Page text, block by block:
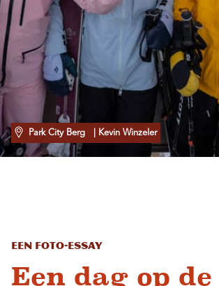
Park City Berg | Kevin Winzeler
Een foto-essay
Een dag op de